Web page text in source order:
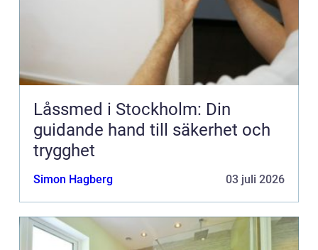
Låssmed i Stockholm: Din
guidande hand till säkerhet och
trygghet
Simon Hagberg 03 juli 2026